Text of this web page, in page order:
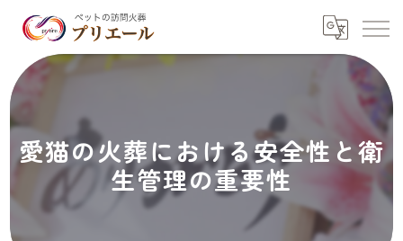
愛猫の火葬における安全性と衛
生管理の重要性